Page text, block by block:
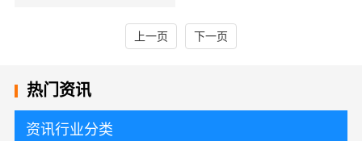
上一页 下一页
热门资讯
资讯行业分类